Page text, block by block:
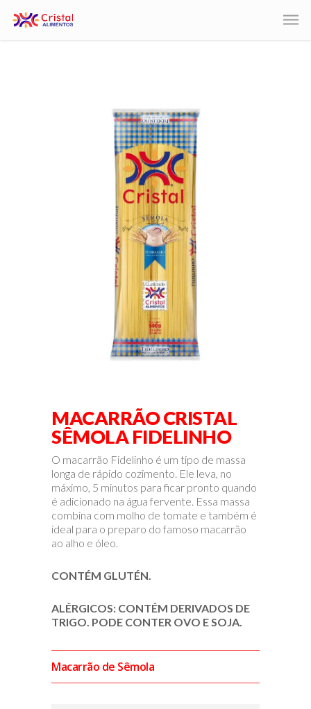
MACARRÃO CRISTAL
SÊMOLA FIDELINHO
O macarrão Fidelinho é um tipo de massa
longa de rápido cozimento. Ele leva, no
máximo, 5 minutos para ficar pronto quando
é adicionado na água fervente. Essa massa
combina com molho de tomate e também é
ideal para o preparo do famoso macarrão
ao alho e óleo.
CONTÉM GLUTÉN.
ALÉRGICOS: CONTÉM DERIVADOS DE
TRIGO. PODE CONTER OVO E SOJA.
Macarrão de Sêmola